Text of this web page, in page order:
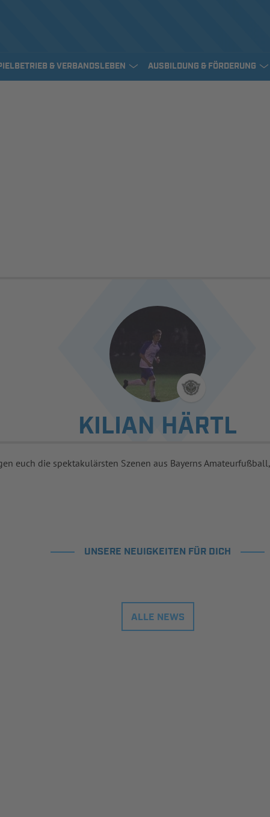
& VERBANDSLEBEN AUSBILDUNG & FÖRDERUNG
KILIAN HÄRTL
euch die spektakulärsten Szenen aus Bayerns
UNSERE NEUIGKEITEN FÜR DICH
ALLE NEWS